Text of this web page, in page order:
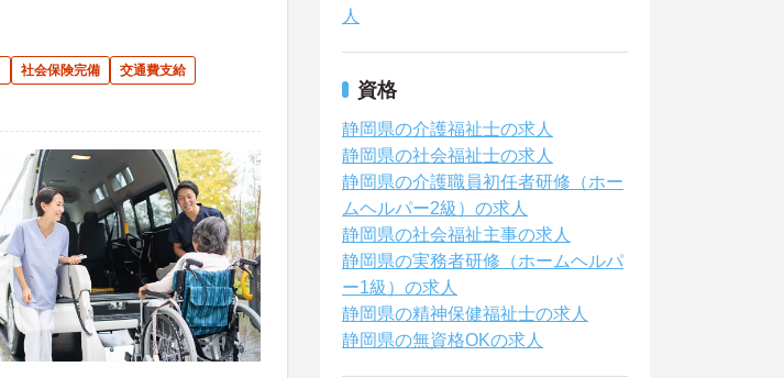
社会保険完備
交通費支給
人
資格
静岡県の介護福祉士の求人
静岡県の社会福祉士の求人
静岡県の介護職員初任者研修（ホー
ムヘルパー2級）の求人
静岡県の社会福祉主事の求人
静岡県の実務者研修（ホームヘルパ
ー1級）の求人
静岡県の精神保健福祉士の求人
静岡県の無資格OKの求人